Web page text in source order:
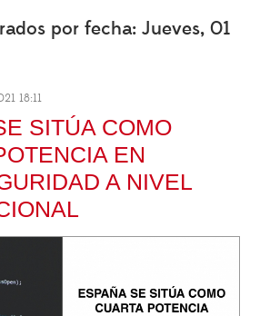
por fecha: Jueves, 01
18:11
SITÚA COMO
EN
A NIVEL